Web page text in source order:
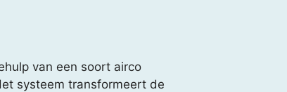
van een soort airco
systeem transformeert de